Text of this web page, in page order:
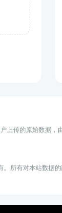
传的原始数据
所有对本站数据